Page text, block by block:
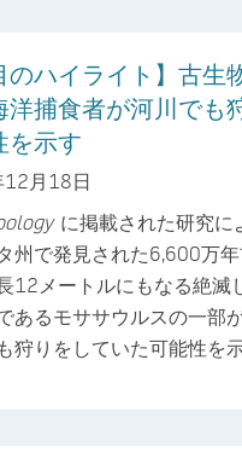
のハイライト】古生
洋捕食者が河川でも
を示す
月18日
に掲載された研究に
州で発見された6,600万
12メートルにもなる絶滅
あるモササウルスの一部
狩りをしていた可能性を